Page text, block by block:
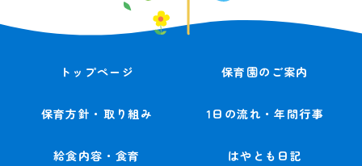
トップページ 保育園のご案内
保育方針・取り組み 1日の流れ・年間行事
給食内容・食育 はやとも日記